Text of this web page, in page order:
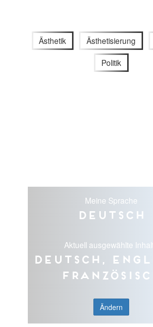
Ästhetik Ästhetisierung
Politik
Meine Sprache
Deutsch
Aktuell ausgewählte
Deutsch,
Ändern